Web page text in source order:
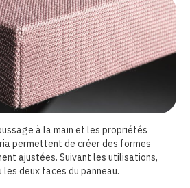
à la main et les propriétés
permettent de créer des formes
ajustées. Suivant les utilisations,
les deux faces du panneau.